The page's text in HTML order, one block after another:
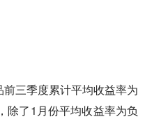
三季度累计平均收益率为
除了1月份平均收益率为负